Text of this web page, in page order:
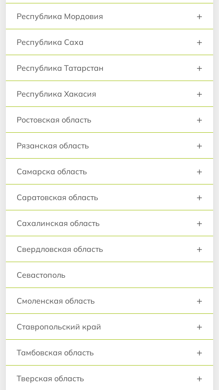
Республика Мордовия +
Республика Саха +
Республика Татарстан +
Республика Хакасия +
Ростовская область +
Рязанская область +
Самарска область +
Саратовская область +
Сахалинская область +
Свердловская область +
Севастополь
Смоленская область +
Ставропольский край +
Тамбовская область +
Тверская область +